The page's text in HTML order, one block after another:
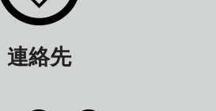
連絡先